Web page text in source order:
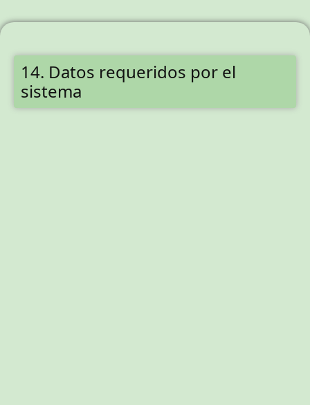
14. Datos requeridos por el
sistema